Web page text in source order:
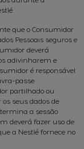
que o Consumidor
Pessoais seguros e
deverá
adivinharem e
é responsável
passe
partilhado ou
seus dados de
a sessão
deverá fazer uso de
a Nestlé fornece no